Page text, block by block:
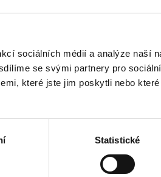
sociálních médií a analýze naší
se svými partnery pro
které jste jim poskytli nebo
Statistické
podnik nahlížet z funkčního hlediska,
činnosti je nutné, aby byly naplněny
rizika a (iii) potenciál ke generování
hmotných i nehmotných složek a
rozdíly mezi těmito pojmy lze